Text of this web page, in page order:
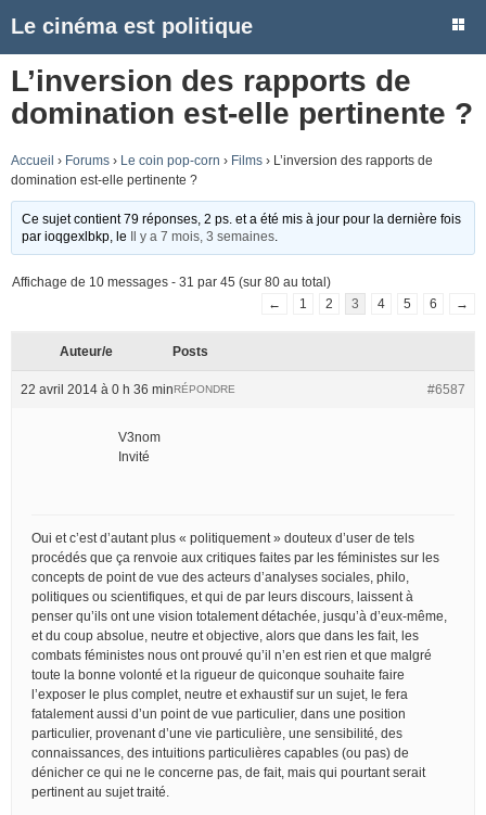
Le cinéma est politique
L’inversion des rapports de
domination est-elle pertinente ?
Accueil › Forums › Le coin pop-corn › Films › L’inversion des rapports de
domination est-elle pertinente ?
Ce sujet contient 79 réponses, 2 ps. et a été mis à jour pour la dernière fois
parioqgexlbkp , le Il y a 7 mois, 3 semaines
Affichage de 10 messages - 31 par 45 (sur 80 au total)
←
1 2 3 4 5 6 →
Auteur/e Posts
22 avril 2014 à 0 h 36 min #6587
RÉPONDRE
V3nom
Invité
Oui et c’est d’autant plus « politiquement » douteux d’user de tels
procédés que ça renvoie aux critiques faites par les féministes sur les
concepts de point de vue des acteurs d’analyses sociales, philo,
politiques ou scientifiques, et qui de par leurs discours, laissent à
penser qu’ils ont une vision totalement détachée, jusqu’à d’eux-même,
et du coup absolue, neutre et objective, alors que dans les fait, les
combats féministes nous ont prouvé qu’il n’en est rien et que malgré
toute la bonne volonté et la rigueur de quiconque souhaite faire
l’exposer le plus complet, neutre et exhaustif sur un sujet, le fera
fatalement aussi d’un point de vue particulier, dans une position
particulier, provenant d’une vie particulière, une sensibilité, des
connaissances, des intuitions particulières capables (ou pas) de
dénicher ce qui ne le concerne pas, de fait, mais qui pourtant serait
pertinent au sujet traité.